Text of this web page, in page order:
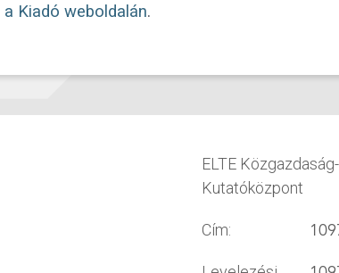
a Kiadó weboldalán.
ELTE
Kutatóközpont
Cím: